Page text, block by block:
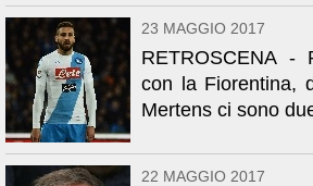
23 MAGGIO 2017
RETROSCENA -
con la Fiorentina,
Mertens ci sono
22 MAGGIO 2017